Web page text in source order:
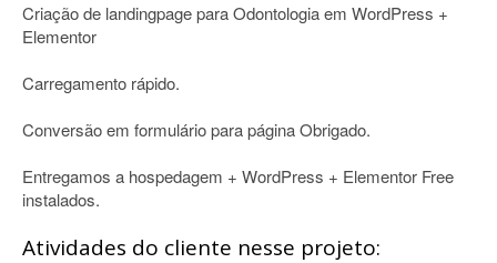
Criação de landingpage para Odontologia em WordPress +
Elementor
Carregamento rápido.
Conversão em formulário para página Obrigado.
Entregamos a hospedagem + WordPress + Elementor Free
instalados.
Atividades do cliente nesse projeto: